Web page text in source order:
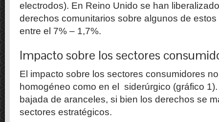
electrodos). En Reino Unido se han
derechos comunitarios sobre algunos de
entre el 7% – 1,7%.
Impacto sobre los sectores
El impacto sobre los sectores consumidores
homogéneo como en el siderúrgico (gráfico
bajada de aranceles, si bien los derechos se
sectores estratégicos.